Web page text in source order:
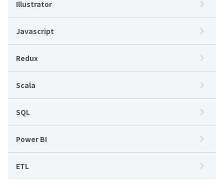
Illustrator
Javascript
Redux
Scala
SQL
Power BI
ETL